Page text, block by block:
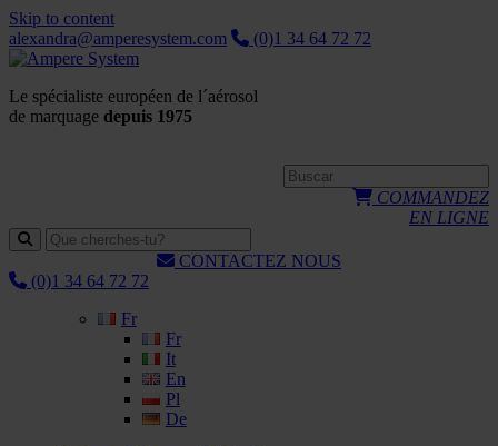
Skip to content
alexandra@amperesystem.com
(0)1 34 64 72 72
Le spécialiste européen de l´aérosol
de marquage depuis 1975
COMMANDEZ
EN LIGNE
CONTACTEZ NOUS
(0)1 34 64 72 72
Fr
Fr
It
En
Pl
De